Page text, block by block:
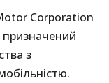
Corporation
з